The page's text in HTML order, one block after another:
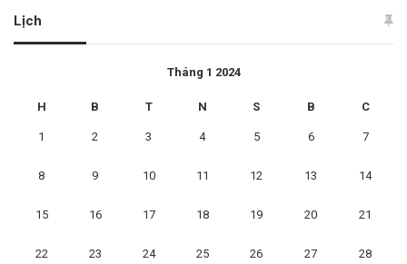
Lịch
Tháng 1 2024
H B T N S B C
1 2 3 4 5 6 7
8 9 10 11 12 13 14
15 16 17 18 19 20 21
22 23 24 25 26 27 28